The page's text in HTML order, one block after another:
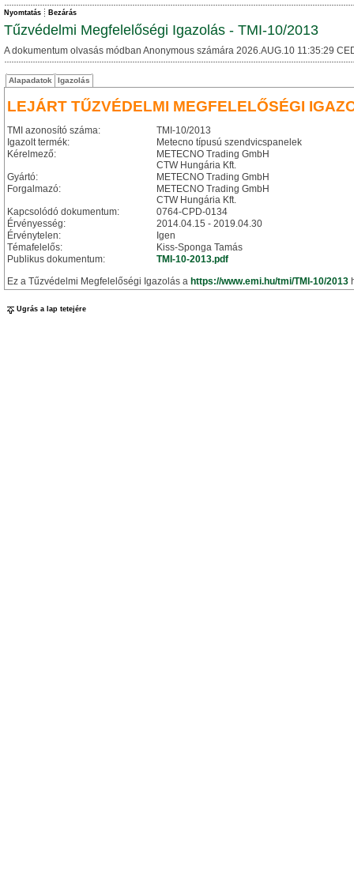
Nyomtatás Bezárás
Tűzvédelmi Megfelelőségi Igazolás - TMI-10/2013
A dokumentum olvasás módban Anonymous számára 2026.AUG.10 11:35:29
Alapadatok Igazolás
LEJÁRT TŰZVÉDELMI MEGFELELŐSÉGI
TMI azonosító száma:
TMI-10/2013
Igazolt termék:
Metecno típusú szendvicspanelek
Kérelmező:
METECNO Trading GmbH
CTW Hungária Kft.
Gyártó:
METECNO Trading GmbH
Forgalmazó:
METECNO Trading GmbH
CTW Hungária Kft.
Kapcsolódó dokumentum:
0764-CPD-0134
Érvényesség:
2014.04.15 - 2019.04.30
Érvénytelen:
Igen
Témafelelős:
Kiss-Sponga Tamás
Publikus dokumentum:
TMI-10-2013.pdf
Ez a Tűzvédelmi Megfelelőségi Igazolás a https://www.emi.hu/tmi/TMI-10/2013
Ugrás a lap tetejére